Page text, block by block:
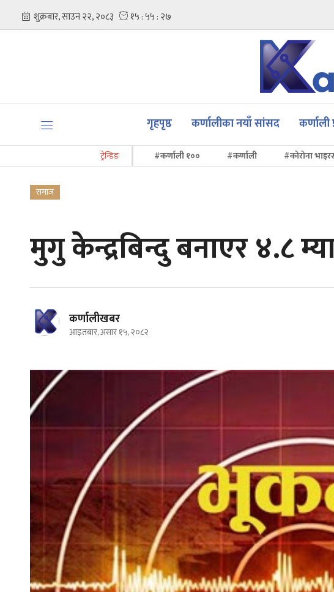
गृहपृष्ठ कर्णालीका नयाँ सांसद कर्णाली
ट्रेन्डिङ #कर्णाली १०० #कर्णाली #कोरोना
समाज
मुगु केन्द्रबिन्दु बनाएर ४.८
कर्णालीखबर
आइतबार, असार १५, २०८२